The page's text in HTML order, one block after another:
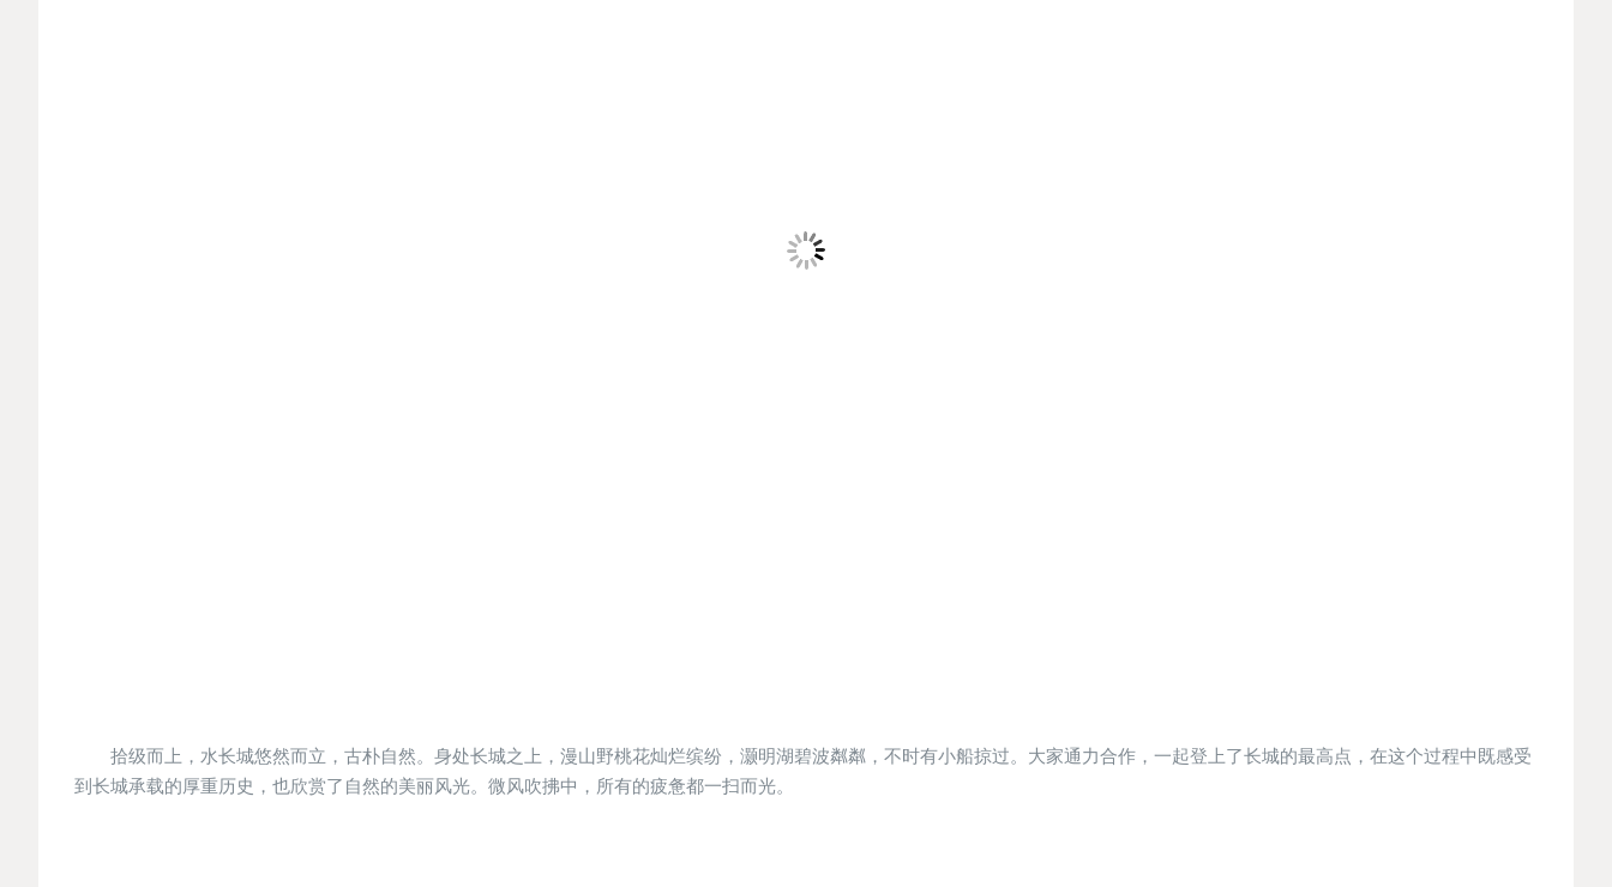
拾级而上，水长城悠然而立，古朴自然。身处长城之上，漫山野桃花灿烂缤纷，灏明湖碧波粼粼，不时有小船掠过。大家通力合作，一起登上了长城的最高点，在这个过程中既感受
到长城承载的厚重历史，也欣赏了自然的美丽风光。微风吹拂中，所有的疲惫都一扫而光。